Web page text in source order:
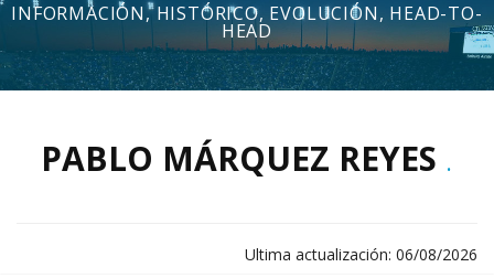
INFORMACIÓN, HISTÓRICO, EVOLUCIÓN, HEAD-TO-
HEAD
PABLO MÁRQUEZ REYES .
Ultima actualización: 06/08/2026